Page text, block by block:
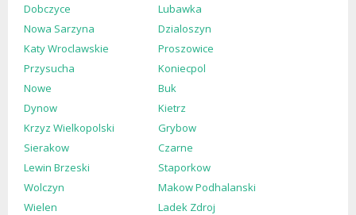
Dobczyce
Lubawka
Nowa Sarzyna
Dzialoszyn
Katy Wroclawskie
Proszowice
Przysucha
Koniecpol
Nowe
Buk
Dynow
Kietrz
Krzyz Wielkopolski
Grybow
Sierakow
Czarne
Lewin Brzeski
Staporkow
Wolczyn
Makow Podhalanski
Wielen
Ladek Zdroj